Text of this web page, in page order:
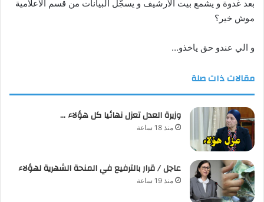
بعد غدوة و يشمع بيت الأرشيف و يسجّل البيانات من قسم الاعلامية
موش خير؟
و الي عندو حق ياخذو…
مقالات ذات صلة
وزيرة العدل تعزل نهائيا كل هؤلاء …
منذ 18 ساعة
عاجل / قرار بالترفيع في المنحة الشهرية لهؤلاء
منذ 19 ساعة